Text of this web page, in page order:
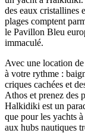
des eaux cristallines
plages comptent
le Pavillon Bleu
immaculé.
Avec une location
à votre rythme :
criques cachées et
Athos et prenez des
Halkidiki est un
que pour les yachts
aux hubs nautiques